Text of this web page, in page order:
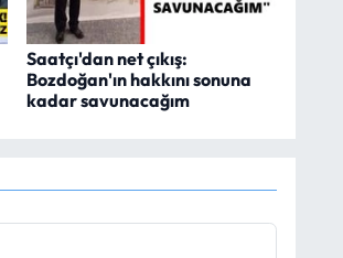
Saatçı'dan net çıkış:
Bozdoğan'ın hakkını sonuna
kadar savunacağım